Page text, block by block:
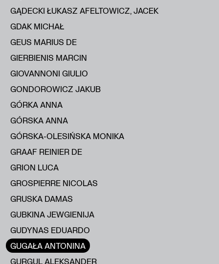
GĄDECKI ŁUKASZ AFELTOWICZ, JACEK
GDAK MICHAŁ
GEUS MARIUS DE
GIERBIENIS MARCIN
GIOVANNONI GIULIO
GONDOROWICZ JAKUB
GÓRKA ANNA
GÓRSKA ANNA
GÓRSKA-OLESIŃSKA MONIKA
GRAAF REINIER DE
GRION LUCA
GROSPIERRE NICOLAS
GRUSKA DAMAS
GUBKINA JEWGIENIJA
GUDYNAS EDUARDO
GUGAŁA ANTONINA
GURGUL ALEKSANDER